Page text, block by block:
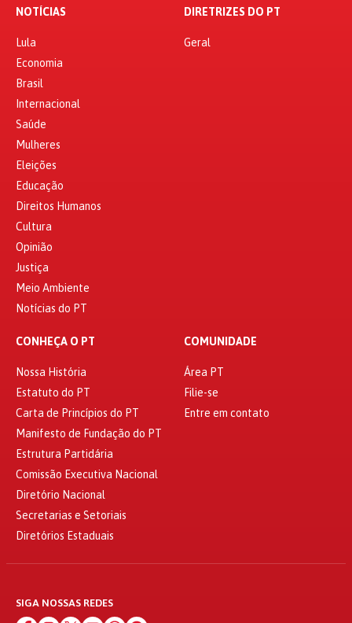
NOTÍCIAS
Lula
Economia
Brasil
Internacional
Saúde
Mulheres
Eleições
Educação
Direitos Humanos
Cultura
Opinião
Justiça
Meio Ambiente
Notícias do PT
DIRETRIZES DO PT
Geral
CONHEÇA O PT
Nossa História
Estatuto do PT
Carta de Princípios do PT
Manifesto de Fundação do PT
Estrutura Partidária
Comissão Executiva Nacional
Diretório Nacional
Secretarias e Setoriais
Diretórios Estaduais
COMUNIDADE
Área PT
Filie-se
Entre em contato
SIGA NOSSAS REDES